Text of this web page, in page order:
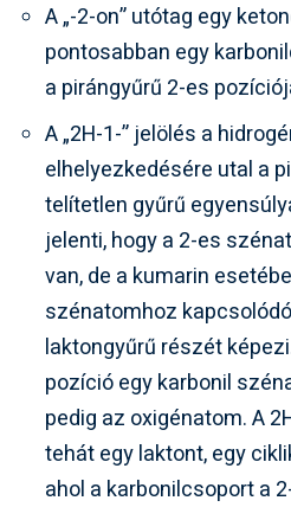
A „-2-on” utótag egy
pontosabban egy
a pirángyűrű 2-es
A „2H-1-” jelölés a
elhelyezkedésére utal a
telítetlen gyűrű
jelenti, hogy a 2-es
van, de a kumarin
szénatomhoz
laktongyűrű részét
pozíció egy karbonil
pedig az oxigénatom. A
tehát egy laktont, egy
ahol a karbonilcsoport a